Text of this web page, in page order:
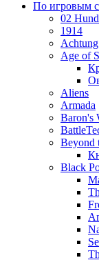
По игровым
02
1914
Age of
Aliens
Armada
Baron's
Beyond
Black